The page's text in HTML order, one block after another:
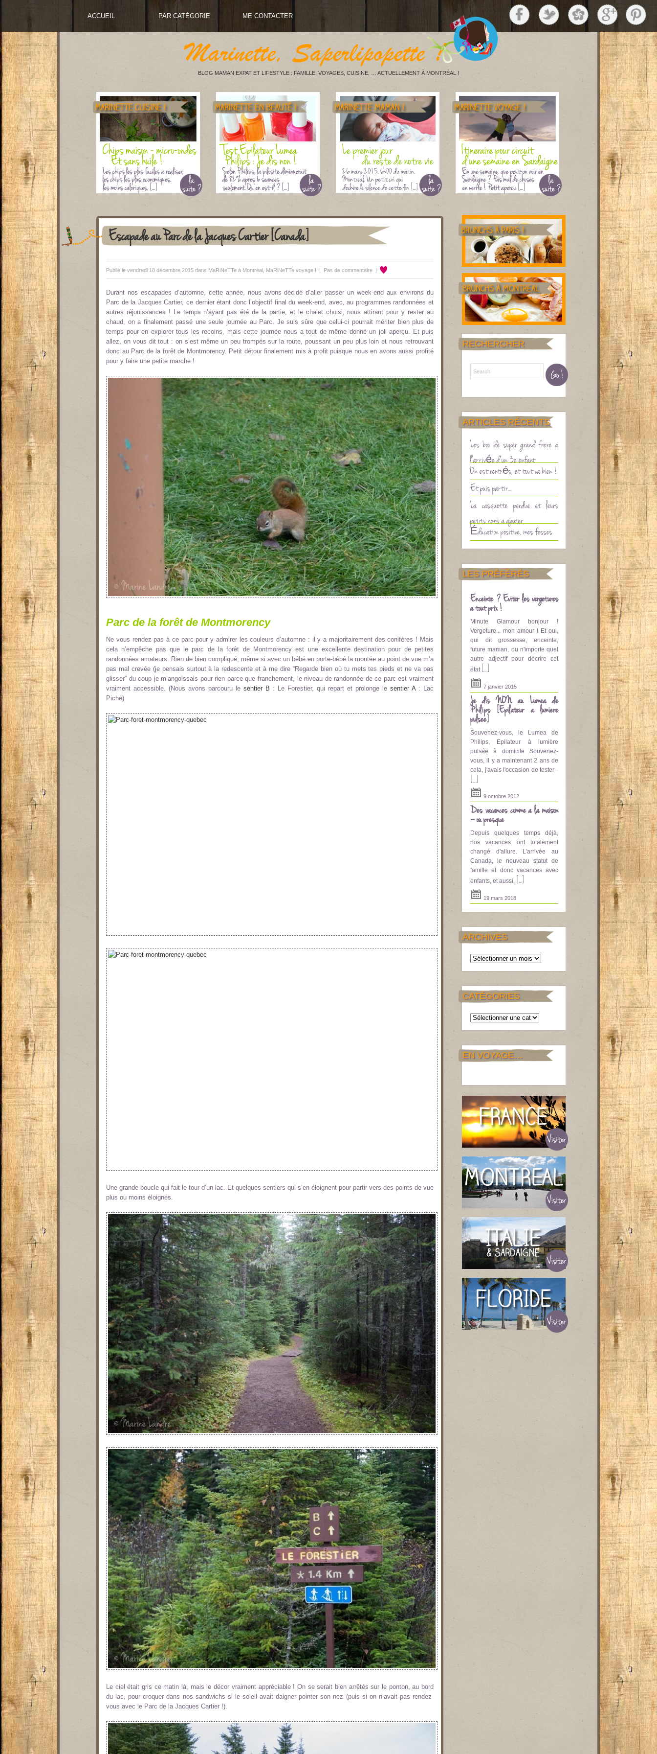
ACCUEIL PAR CATÉGORIE ME CONTACTER
BLOG MAMAN EXPAT ET LIFESTYLE : FAMILLE, VOYAGES, CUISINE, … ACTUELLEMENT À MONTRÉAL !
Escapade au Parc de la Jacques Cartier [Canada]
Publié le vendredi 18 décembre 2015 dans MaRiNeTTe à Montréal MaRiNeTTe voyage ! | Pas de commentaire |
Durant nos escapades d’automne, cette année, nous avons décidé d’aller passer un week-end aux environs du
Parc de la Jacques Cartier, ce dernier étant donc l’objectif final du week-end, avec, au programmes randonnées et
autres réjouissances ! Le temps n’ayant pas été de la partie, et le chalet choisi, nous attirant pour y rester au
chaud, on a finalement passé une seule journée au Parc. Je suis sûre que celui-ci pourrait mériter bien plus de
temps pour en explorer tous les recoins, mais cette journée nous a tout de même donné un joli aperçu. Et puis
allez, on vous dit tout : on s’est même un peu trompés sur la route, poussant un peu plus loin et nous retrouvant
donc au Parc de la forêt de Montmorency. Petit détour finalement mis à profit puisque nous en avons aussi profité
pour y faire une petite marche !
Parc de la forêt de Montmorency
Ne vous rendez pas à ce parc pour y admirer les couleurs d’automne : il y a majoritairement des conifères ! Mais
cela n’empêche pas que le parc de la forêt de Montmorency est une excellente destination pour de petites
randonnées amateurs. Rien de bien compliqué, même si avec un bébé en porte-bébé la montée au point de vue m’a
pas mal crevée (je pensais surtout à la redescente et à me dire “Regarde bien où tu mets tes pieds et ne va pas
glisser” du coup je m’angoissais pour rien parce que franchement, le niveau de randonnée de ce parc est vraiment
vraiment accessible. (Nous avons parcouru le sentier B : Le Forestier, qui repart et prolonge le sentier A: Lac
Piché)
Une grande boucle qui fait le tour d’un lac. Et quelques sentiers qui s’en éloignent pour partir vers des points de vue
plus ou moins éloignés.
Le ciel était gris ce matin là, mais le décor vraiment appréciable ! On se serait bien arrêtés sur le ponton, au bord
du lac, pour croquer dans nos sandwichs si le soleil avait daigner pointer son nez (puis si on n’avait pas rendez-
vous avec le Parc de la Jacques Cartier !).
RECHERCHER
ARTICLES RÉCENTS
Les box de super grand frère à
l’arrivée d’un 3è enfant
On est rentrés, et tout va bien !
Et puis partir…
La casquette perdue et leurs
Éducation positive, mes fesses
LES PRÉFÉRÉS
Enceinte ? Eviter les vergetures
à tout prix !
Minute Glamour bonjour !
Vergeture... mon amour ! Et oui,
qui dit grossesse, enceinte,
future maman, ou n'importe quel
autre adjectif pour décrire cet
état [...]
7 janvier 2015
Je dis NON au Lumea de
Philips [Epilateur a lumière
pulsee]
Souvenez-vous, le Lumea de
Philips, Epilateur à lumière
pulsée à domicile Souvenez-
vous, il y a maintenant 2 ans de
cela, j'avais l'occasion de tester -
[...]
9 octobre 2012
Des vacances comme à la maison
– ou presque
Depuis quelques temps déjà,
nos vacances ont totalement
changé d'allure. L'arrivée au
Canada, le nouveau statut de
famille et donc vacances avec
enfants, et aussi, [...]
19 mars 2018
ARCHIVES
Archives
CATÉGORIES
Catégories
EN VOYAGE…